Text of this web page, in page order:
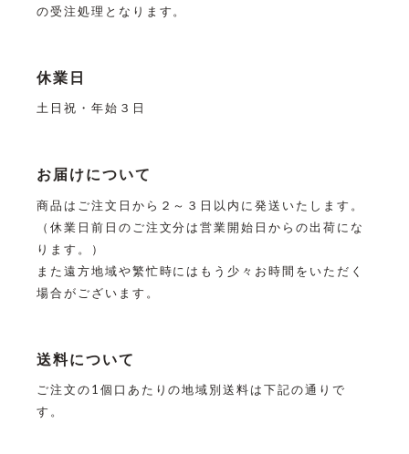
の受注処理となります。
休業日
土日祝・年始３日
お届けについて
商品はご注文日から２～３日以内に発送いたします。
（休業日前日のご注文分は営業開始日からの出荷にな
ります。）
また遠方地域や繁忙時にはもう少々お時間をいただく
場合がございます。
送料について
ご注文の1個口あたりの地域別送料は下記の通りで
す。